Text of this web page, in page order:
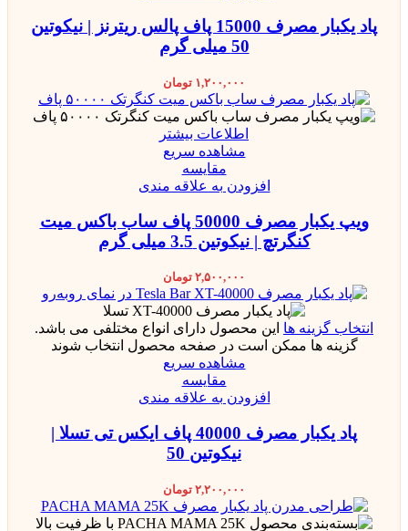
پاد یکبار مصرف 15000 پاف پالس ریترنز | نیکوتین
50 میلی گرم
۱,۲۰۰,۰۰۰ تومان
اطلاعات بیشتر
مشاهده سریع
مقایسه
افزودن به علاقه مندی
ویپ یکبار مصرف 50000 پاف ساب باکس میت
کنگرتچ | نیکوتین 3.5 میلی گرم
۲,۵۰۰,۰۰۰ تومان
انتخاب گزینه ها این محصول دارای انواع مختلفی می باشد.
گزینه ها ممکن است در صفحه محصول انتخاب شوند
مشاهده سریع
مقایسه
افزودن به علاقه مندی
پاد یکبار مصرف 40000 پاف ایکس تی تسلا |
نیکوتین 50
۲,۲۰۰,۰۰۰ تومان